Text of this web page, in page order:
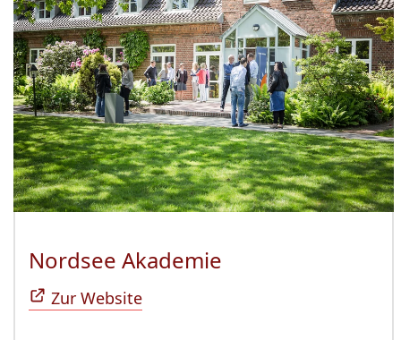
Nordsee Akademie
Zur Website